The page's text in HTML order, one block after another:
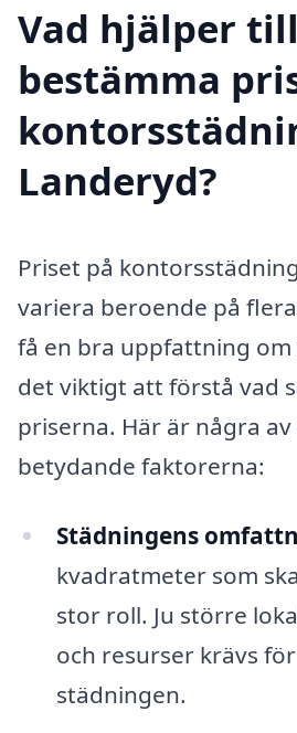
Vad hjälper
bestämma
Landeryd?
Priset på
variera beroende på
få en bra uppfattning
det viktigt att förstå vad
priserna. Här är några
betydande faktorerna:
Städningens
kvadratmeter som
stor roll. Ju större
och resurser krävs
städningen.